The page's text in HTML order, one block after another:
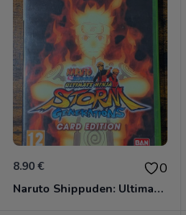
8.90 € 0
Naruto Shippuden: Ultimate Ninja Storm Generations - Card Edition Xbox 360